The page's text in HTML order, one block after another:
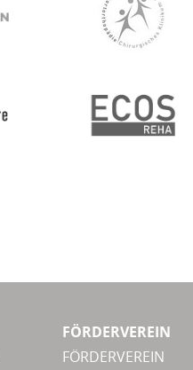
FÖRDERVEREIN
FÖRDERVEREIN